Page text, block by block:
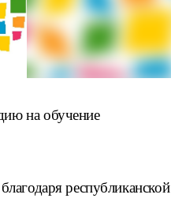
на обучение
республиканской